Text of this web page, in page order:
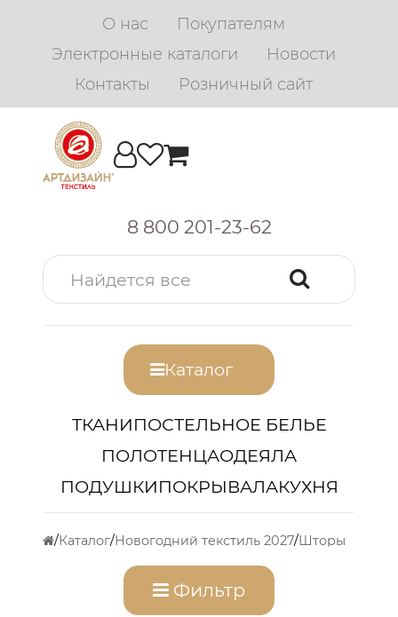
О нас
Покупателям
Электронные каталоги
Новости
Контакты
Розничный сайт
8 800 201-23-62
Каталог
ТКАНИПОСТЕЛЬНОЕ БЕЛЬЕ
ПОЛОТЕНЦАОДЕЯЛА
ПОДУШКИПОКРЫВАЛАКУХНЯ
Каталог Новогодний текстиль 2027 Шторы
Фильтр